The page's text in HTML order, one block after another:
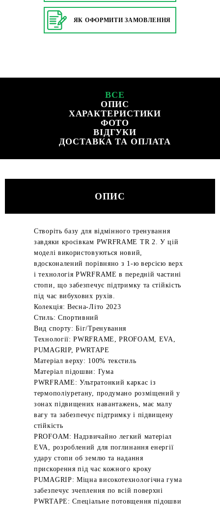
ЯК ОФОРМИТИ ЗАМОВЛЕННЯ
ВСЕ
ОПИС
ХАРАКТЕРИСТИКИ
ФОТО
ВІДГУКИ
ДОСТАВКА ТА ОПЛАТА
ОПИС
Створіть базу для відмінного тренування
завдяки кросівкам PWRFRAME TR 2. У цій
моделі використовуються новий,
вдосконалений порівняно з 1-ю версією верх
і технологія PWRFRAME в передній частині
стопи, що забезпечує підтримку та стійкість
під час вибухових рухів.
Колекція: Весна-Літо 2023
Стиль: Спортивний
Вид спорту: Біг/Тренування
Технології: PWRFRAME, PROFOAM, EVA,
PUMAGRIP, PWRTAPE
Матеріал верху: 100% текстиль
Матеріал підошви: Гума
PWRFRAME: Ультратонкий каркас із
термополіуретану, продумано розміщений у
зонах підвищених навантажень, має малу
вагу та забезпечує підтримку і підвищену
стійкість
PROFOAM: Надзвичайно легкий матеріал
EVA, розроблений для поглинання енергії
удару стопи об землю та надання
прискорення під час кожного кроку
PUMAGRIP: Міцна високотехнологічна гума
забезпечує зчеплення по всій поверхні
PWRTAPE: Спеціальне потовщення підошви